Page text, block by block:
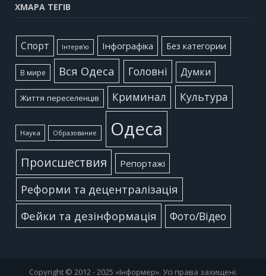
ХМАРА ТЕГІВ
Cпорт Інтерв'ю Інфографіка Без категории
В мире Вся Одеса Головні Думки
Життя переселенців Криминал Культура
Наука Образование Одеса
Происшествия Репортажі
Реформи та децентралізація
Фейки та дезінформація
Фото/Відео
Copyright © 2012 - 2025 «Інформер». Усі права захищені.